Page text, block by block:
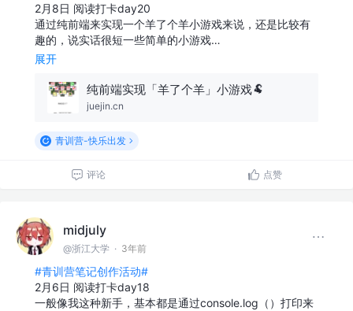
2月8日 阅读打卡day20
通过纯前端来实现一个羊了个羊小游戏来说，还是比较有
趣的，说实话很短一些简单的小游戏…
展开
纯前端实现「羊了个羊」小游戏🐏
juejin.cn
青训营-快乐出发
评论 点赞
midjuly
@浙江大学 · 3年前
#青训营笔记创作活动#
2月6日 阅读打卡day18
一般像我这种新手，基本都是通过console.log（）打印来